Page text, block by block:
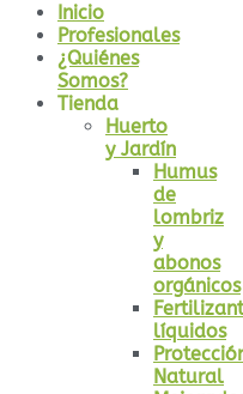
Inicio
Profesionales
¿Quiénes
Somos?
Tienda
Huerto
y Jardín
Humus
de
lombriz
y
abonos
orgánicos
líquidos
Natural